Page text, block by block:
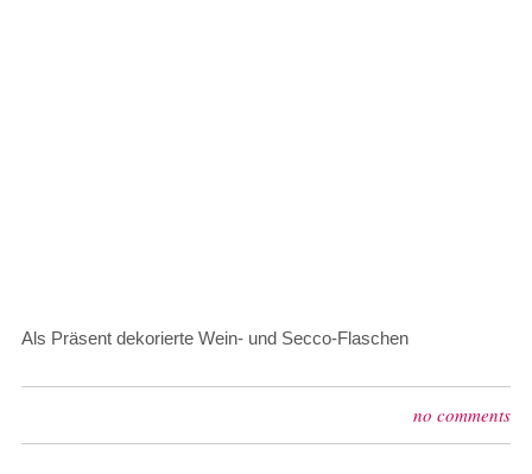
Als Präsent dekorierte Wein- und Secco-Flaschen
no comments